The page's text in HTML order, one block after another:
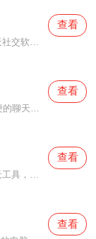
查看
查看
微信电脑版是一款非常便利的手机聊天工具，微信电脑版不仅如此还可以让朋友们随时添加好友，线上聊天非常方便，简单又实用的聊天工具大家都喜欢用，电脑版还可以点击查看朋友圈，点赞、评论的非常方便！还有一些信息
查看
查看